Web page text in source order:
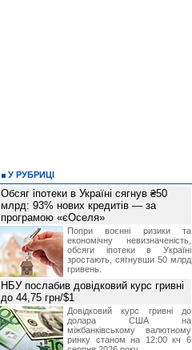
У РУБРИЦІ
Обсяг іпотеки в Україні сягнув ₴50
млрд: 93% нових кредитів — за
програмою «єОселя»
Попри воєнні ризики та
економічну невизначеність,
обсяги іпотеки в Україні
зростають, сягнувши 50 млрд
гривень.
НБУ послабив довідковий курс гривні
до 44,75 грн/$1
Довідковий курс гривні до
долара США на
міжбанківському валютному
ринку станом на 12:00 кч 6